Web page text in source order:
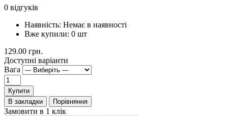
0 відгуків
Наявність: Немає в наявності
Вже купили: 0 шт
129.00 грн.
Доступні варіанти
Вага
Купити
В закладки
Порівняння
Замовити в 1 клік